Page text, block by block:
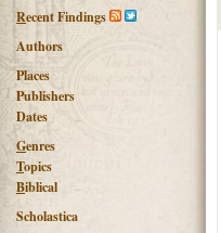
Recent Findings
Authors
Places
Publishers
Dates
Genres
Topics
Biblical
Scholastica